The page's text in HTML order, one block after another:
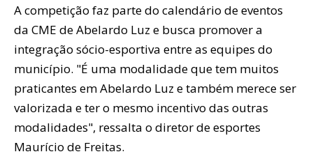
A competição faz parte do calendário de eventos
da CME de Abelardo Luz e busca promover a
integração sócio-esportiva entre as equipes do
município. "É uma modalidade que tem muitos
praticantes em Abelardo Luz e também merece ser
valorizada e ter o mesmo incentivo das outras
modalidades", ressalta o diretor de esportes
Maurício de Freitas.